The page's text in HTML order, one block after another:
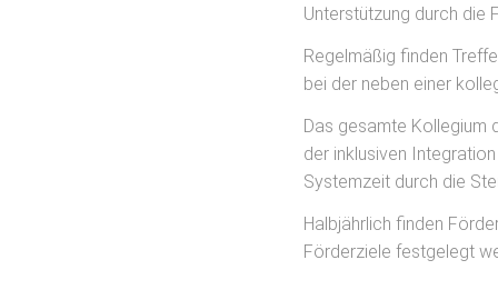
Unterstützung durch die
Regelmäßig finden
bei der neben einer
Das gesamte Kollegium
der inklusiven
Systemzeit durch die
Halbjährlich finden
Förderziele festgelegt